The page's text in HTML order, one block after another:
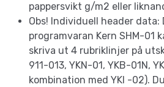
pappersvikt g/m2 eller
Obs! Individuell header data:
programvaran Kern SHM-01
skriva ut 4 rubriklinjer på
911-013, YKN-01, YKB-01N,
kombination med YKI -02).